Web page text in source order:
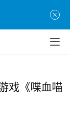
戏《喋血喵